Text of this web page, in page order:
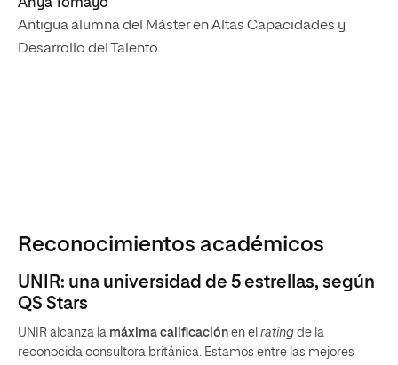
Anya Tomayo
Antigua alumna del Máster en Altas Capacidades y
Desarrollo del Talento
Reconocimientos académicos
UNIR: una universidad de 5 estrellas, según
QS Stars
UNIR alcanza la máxima calificación en el rating de la
reconocida consultora británica. Estamos entre las mejores